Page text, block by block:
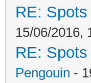
RE:
15/06/2016,
RE:
Pengouin -